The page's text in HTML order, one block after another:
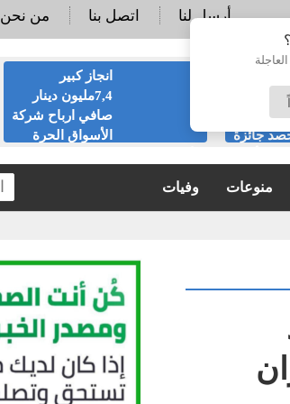
من نحن اتصل بنا أرسل لنا
رضا
جائزة
انجاز كبير
7,4مليون دينار
صافي ارباح شركة
الأسواق الحرة
منوعات وفيات